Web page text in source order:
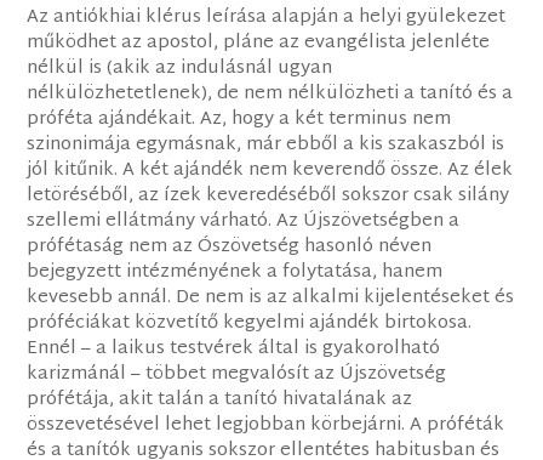
Az antiókhiai klérus leírása alapján a helyi gyülekezet
működhet az apostol, pláne az evangélista jelenléte
nélkül is (akik az indulásnál ugyan
nélkülözhetetlenek), de nem nélkülözheti a tanító és a
próféta ajándékait. Az, hogy a két terminus nem
szinonimája egymásnak, már ebből a kis szakaszból is
jól kitűnik. A két ajándék nem keverendő össze. Az élek
letöréséből, az ízek keveredéséből sokszor csak silány
szellemi ellátmány várható. Az Újszövetségben a
prófétaság nem az Ószövetség hasonló néven
bejegyzett intézményének a folytatása, hanem
kevesebb annál. De nem is az alkalmi kijelentéseket és
próféciákat közvetítő kegyelmi ajándék birtokosa.
Ennél – a laikus testvérek által is gyakorolható
karizmánál – többet megvalósít az Újszövetség
prófétája, akit talán a tanító hivatalának az
összevetésével lehet legjobban körbejárni. A próféták
és a tanítók ugyanis sokszor ellentétes habitusban és